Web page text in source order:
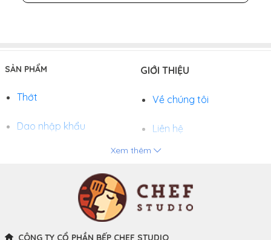
SẢN PHẨM
Thớt
Dao nhập khẩu
Khay và Bếp nướng
GIỚI THIỆU
Về chúng tôi
Liên hệ
Tuyển dụng
Xem thêm
CÔNG TY CỔ PHẦN BẾP CHEF STUDIO